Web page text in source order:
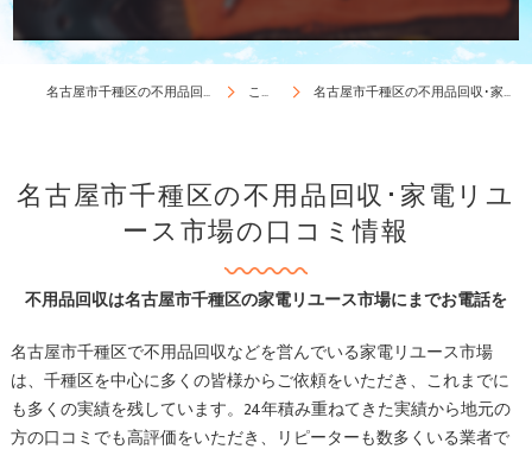
名古屋市千種区の不用品回収は家電リユース市場 こだわり 名古屋市千種区の不用品回収･家電リユース市場の口コミ情報
不用品回収は名古屋市千種区の家電リユース市場にまでお電話を
名古屋市千種区の不用品回収･家電リユ
ース市場の口コミ情報
名古屋市千種区で不用品回収などを営んでいる家電リユース市場
は、千種区を中心に多くの皆様からご依頼をいただき、これまでに
も多くの実績を残しています。24年積み重ねてきた実績から地元の
方の口コミでも高評価をいただき、リピーターも数多くいる業者で